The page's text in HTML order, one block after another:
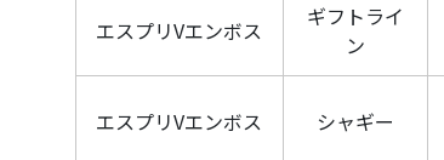
エスプリVエンボス
ギフトライ
ン
エスプリVエンボス シャギー